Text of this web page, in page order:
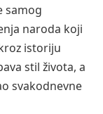
samog
naroda koji
istoriju
stil života, a
svakodnevne